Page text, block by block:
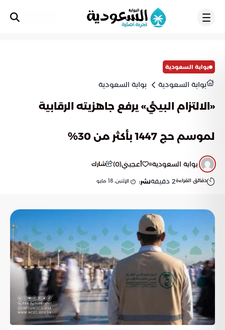
بوابة السعودية
بوابة السعودية بوابة السعودية
«الالتزام البيئي» يرفع جاهزيته الرقابية
لموسم حج 1447 بأكثر من 30%
بوابة السعودية أعجبني(
0
) شارك
دقائق القراءة2 دقيقةنشر: الإثنين, 18 مايو